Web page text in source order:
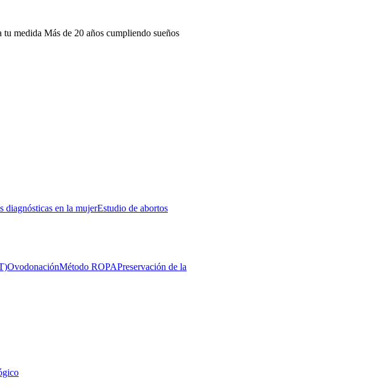
tu medida Más de 20 años cumpliendo sueños
diagnósticas en la mujerEstudio de abortos
OvodonaciónMétodo ROPAPreservación de la